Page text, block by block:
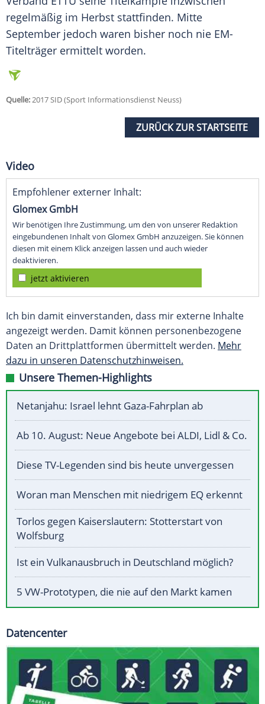
regelmäßig im Herbst stattfinden. Mitte
September jedoch waren bisher noch nie EM-
Titelträger ermittelt worden.
Quelle:2017 SID (Sport Informationsdienst Neuss)
ZURÜCK ZUR STARTSEITE
Video
Empfohlener externer Inhalt:
Glomex GmbH
Wir benötigen Ihre Zustimmung, um den von unserer Redaktion
eingebundenen Inhalt von Glomex GmbH anzuzeigen. Sie können
diesen mit einem Klick anzeigen lassen und auch wieder
deaktivieren.
jetzt aktivieren
Ich bin damit einverstanden, dass mir externe Inhalte
angezeigt werden. Damit können personenbezogene
Daten an Drittplattformen übermittelt werden. Mehr
dazu in unseren Datenschutzhinweisen.
Unsere Themen-Highlights
Netanjahu: Israel lehnt Gaza-Fahrplan ab
Ab 10. August: Neue Angebote bei ALDI, Lidl & Co.
Diese TV-Legenden sind bis heute unvergessen
Woran man Menschen mit niedrigem EQ erkennt
Torlos gegen Kaiserslautern: Stotterstart von
Wolfsburg
Ist ein Vulkanausbruch in Deutschland möglich?
5 VW-Prototypen, die nie auf den Markt kamen
Datencenter